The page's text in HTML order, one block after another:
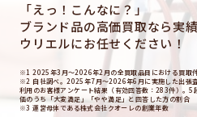
「えっ！こんなに？」
ブランド品の高価買取なら実
ウリエルにお任せください！
※1 2025年3月～2026年2月の全買取品目における買取
※2 自社調べ。2025年7月～2026年6月に実施した出張
利用のお客様アンケート結果（有効回答数：283件）。5
価のうち「大変満足」「やや満足」と回答した方の割合
※3 運営母体である株式会社クオーレの創業年数